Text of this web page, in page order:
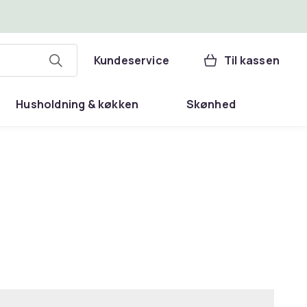
Kundeservice Til kassen
Husholdning & køkken Skønhed